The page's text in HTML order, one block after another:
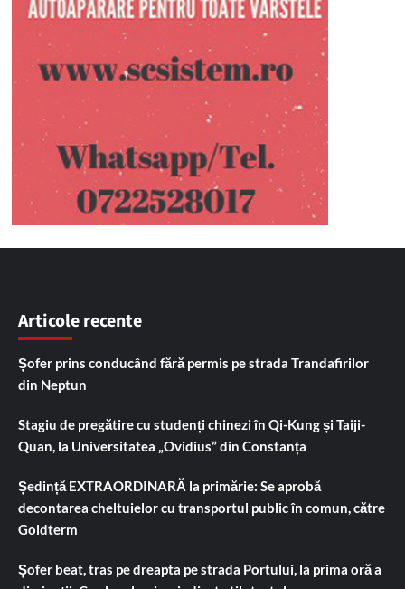
Articole recente
Șofer prins conducând fără permis pe strada Trandafirilor
din Neptun
Stagiu de pregătire cu studenți chinezi în Qi-Kung și Taiji-
Quan, la Universitatea „Ovidius” din Constanța
Ședință EXTRAORDINARĂ la primărie: Se aprobă
decontarea cheltuielor cu transportul public în comun, către
Goldterm
Șofer beat, tras pe dreapta pe strada Portului, la prima oră a